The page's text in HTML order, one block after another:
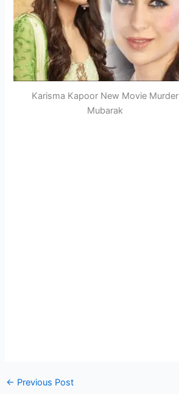
Karisma Kapoor New Movie Murder
Mubarak
← Previous Post